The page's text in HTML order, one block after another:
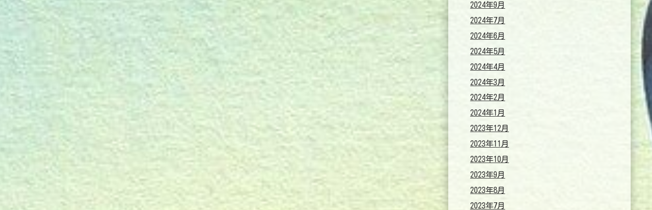
2024年9月
2024年7月
2024年6月
2024年5月
2024年4月
2024年3月
2024年2月
2024年1月
2023年12月
2023年11月
2023年10月
2023年9月
2023年8月
2023年7月